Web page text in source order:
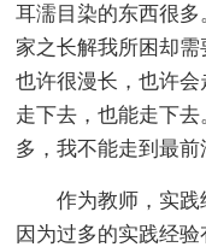
耳濡目染的东西很
家之长解我所困却
也许很漫长，也许
走下去，也能走下
多，我不能走到最前
作为教师，实践
因为过多的实践经